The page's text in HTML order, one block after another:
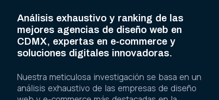
Análisis exhaustivo y ranking de las
mejores agencias de diseño web en
CDMX, expertas en e-commerce y
soluciones digitales innovadoras.
Nuestra meticulosa investigación se basa en un
análisis exhaustivo de las empresas de diseño